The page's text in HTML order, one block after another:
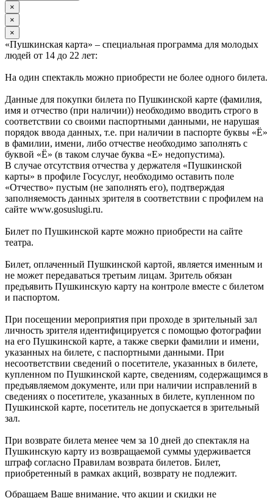
×
×
×
«Пушкинская карта» – специальная программа для молодых
людей от 14 до 22 лет:
На один спектакль можно приобрести не более одного билета.
Данные для покупки билета по Пушкинской карте (фамилия,
имя и отчество (при наличии)) необходимо вводить строго в
соответствии со своими паспортными данными, не нарушая
порядок ввода данных, т.е. при наличии в паспорте буквы «Ё»
в фамилии, имени, либо отчестве необходимо заполнять с
буквой «Ё» (в таком случае буква «Е» недопустима).
В случае отсутствия отчества у держателя «Пушкинской
карты» в профиле Госуслуг, необходимо оставить поле
«Отчество» пустым (не заполнять его), подтверждая
заполняемость данных зрителя в соответствии с профилем на
сайте www.gosuslugi.ru.
Билет по Пушкинской карте можно приобрести на сайте
театра.
Билет, оплаченный Пушкинской картой, является именным и
не может передаваться третьим лицам. Зритель обязан
предъявить Пушкинскую карту на контроле вместе с билетом
и паспортом.
При посещении мероприятия при проходе в зрительный зал
личность зрителя идентифицируется с помощью фотографии
на его Пушкинской карте, а также сверки фамилии и имени,
указанных на билете, с паспортными данными. При
несоответствии сведений о посетителе, указанных в билете,
купленном по Пушкинской карте, сведениям, содержащимся в
предъявляемом документе, или при наличии исправлений в
сведениях о посетителе, указанных в билете, купленном по
Пушкинской карте, посетитель не допускается в зрительный
зал.
При возврате билета менее чем за 10 дней до спектакля на
Пушкинскую карту из возвращаемой суммы удерживается
штраф согласно Правилам возврата билетов. Билет,
приобретенный в рамках акций, возврату не подлежит.
Обращаем Ваше внимание, что акции и скидки не